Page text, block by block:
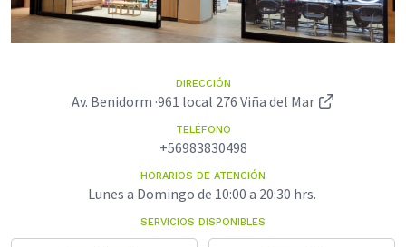
DIRECCIÓN
Av. Benidorm ·961 local 276 Viña del Mar
TELÉFONO
+56983830498
HORARIOS DE ATENCIÓN
Lunes a Domingo de 10:00 a 20:30 hrs.
SERVICIOS DISPONIBLES